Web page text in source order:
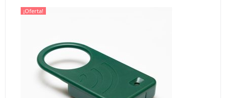
¡Oferta!